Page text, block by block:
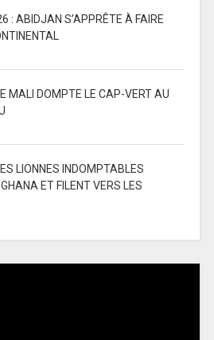
: ABIDJAN S’APPRÊTE À FAIRE
MALI DOMPTE LE CAP-VERT AU
LIONNES INDOMPTABLES
ET FILENT VERS LES